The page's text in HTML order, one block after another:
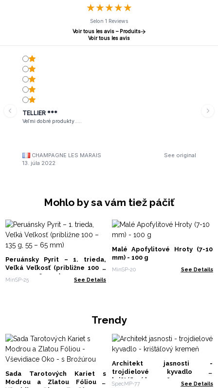
★★★★★
★★★★★
Selon 1 Reviews
Voir tous les avis – Produits
Voir tous les avis
TELLIER ***
Veľmi dobré produkty.....
CHAMPAGNE LES MARAIS
See original
13. júla 2022
Mohlo by sa vám tiež páčiť
Peruánsky Pyrit – 1. trieda,
Veľká Veľkosť (približne 100 –
135 g, 55 – 65 mm)
MinSP-25 See Details
Malé Apofylitové Hroty (7-10
mm) - 100 g
MinSP-20 See Details
Trendy
Sada Tarotových Kariet s
Modrou a Zlatou Fóliou -
Architekt jasnosti -
trojdielové kyvadlo -
krištáľový kremeň
SpecMP-77 See Details